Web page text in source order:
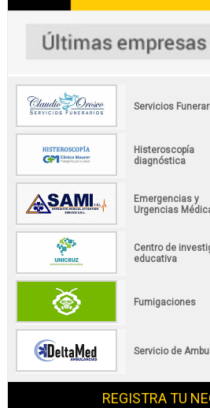
Servicios
Histeroscopía
diagnóstica
Emergencias y
Urgencias
Centro de
educativa
Fumigaciones
Servicio de
REGISTRA TU